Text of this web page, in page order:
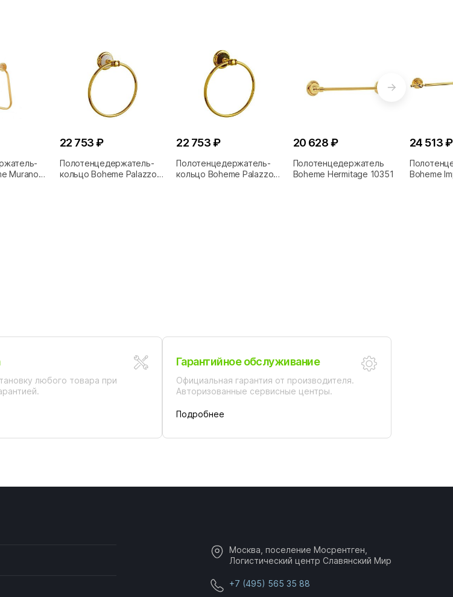
Murano
22 753 ₽
Полотенцедержатель-
кольцо Boheme Palazzo
22 753 ₽
Полотенцедержатель-
кольцо Boheme Palazzo
20 628 ₽
Полотенцедержатель
Boheme Hermitage 10351
24 513 ₽
Boheme
любого товара при
Гарантийное обслуживание
Официальная гарантия от производителя.
Авторизованные сервисные центры.
Подробнее
Москва, поселение Мосрентген,
Логистический центр Славянский Мир
+7 (495) 565 35 88